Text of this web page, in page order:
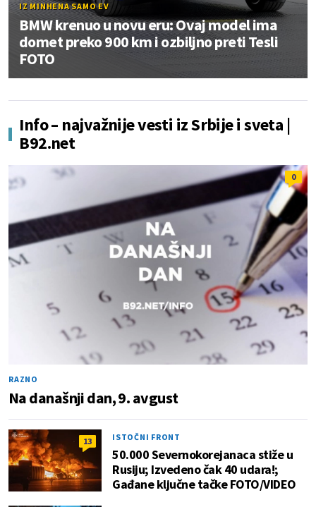
IZ MINHENA SAMO EV
BMW krenuo u novu eru: Ovaj model ima
domet preko 900 km i ozbiljno preti Tesli
FOTO
Info – najvažnije vesti iz Srbije i sveta |
B92.net
0
RAZNO
Na današnji dan, 9. avgust
13 ISTOČNI FRONT
50.000 Severnokorejanaca stiže u
Rusiju; Izvedeno čak 40 udara!;
Gađane ključne tačke FOTO/VIDEO